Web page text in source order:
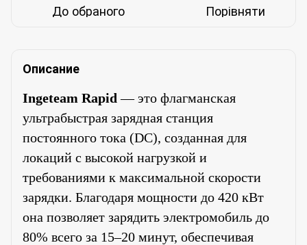
До обраного Порівняти
Описание
Ingeteam Rapid — это флагманская
ультрабыстрая зарядная станция
постоянного тока (DC), созданная для
локаций с высокой нагрузкой и
требованиями к максимальной скорости
зарядки. Благодаря мощности до 420 кВт
она позволяет зарядить электромобиль до
80% всего за 15–20 минут, обеспечивая